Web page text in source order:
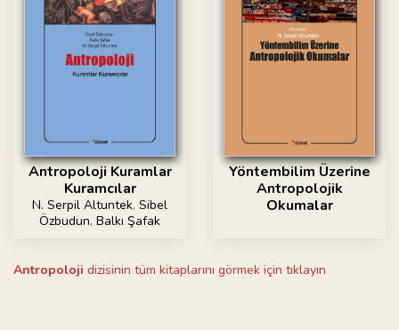
Antropoloji Kuramlar
Kuramcılar
N. Serpil Altuntek, Sibel
Özbudun, Balkı Şafak
Yöntembilim Üzerine
Antropolojik
Okumalar
Antropoloji dizisinin tüm kitaplarını görmek için tıklayın